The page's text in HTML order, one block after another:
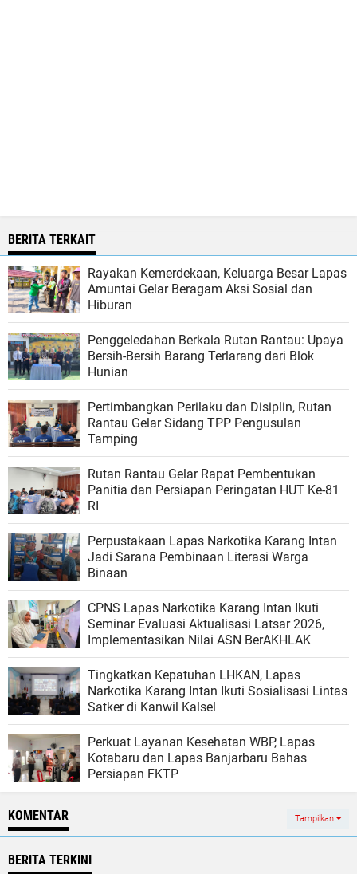
BERITA TERKAIT
Rayakan Kemerdekaan, Keluarga Besar Lapas
Amuntai Gelar Beragam Aksi Sosial dan
Hiburan
Penggeledahan Berkala Rutan Rantau: Upaya
Bersih-Bersih Barang Terlarang dari Blok
Hunian
Pertimbangkan Perilaku dan Disiplin, Rutan
Rantau Gelar Sidang TPP Pengusulan
Tamping
Rutan Rantau Gelar Rapat Pembentukan
Panitia dan Persiapan Peringatan HUT Ke-81
RI
Perpustakaan Lapas Narkotika Karang Intan
Jadi Sarana Pembinaan Literasi Warga
Binaan
CPNS Lapas Narkotika Karang Intan Ikuti
Seminar Evaluasi Aktualisasi Latsar 2026,
Implementasikan Nilai ASN BerAKHLAK
Tingkatkan Kepatuhan LHKAN, Lapas
Narkotika Karang Intan Ikuti Sosialisasi Lintas
Satker di Kanwil Kalsel
Perkuat Layanan Kesehatan WBP, Lapas
Kotabaru dan Lapas Banjarbaru Bahas
Persiapan FKTP
KOMENTAR Tampilkan
BERITA TERKINI